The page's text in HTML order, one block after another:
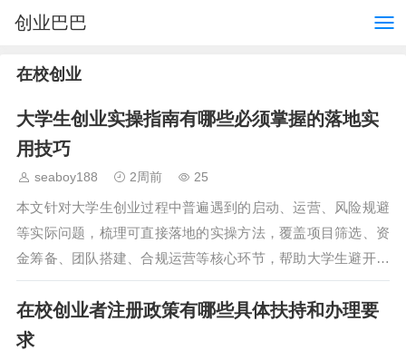
创业巴巴
在校创业
大学生创业实操指南有哪些必须掌握的落地实
用技巧
seaboy188 2周前 25
本文针对大学生创业过程中普遍遇到的启动、运营、风险规避
等实际问题，梳理可直接落地的实操方法，覆盖项目筛选、资
金筹备、团队搭建、合规运营等核心环节，帮助大学生避开常
见创业误区，提升创业成功率，为有意向创…
在校创业者注册政策有哪些具体扶持和办理要
求